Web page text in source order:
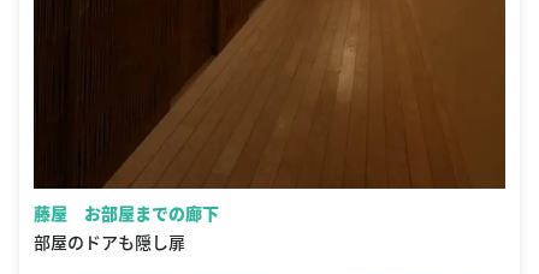
藤屋 お部屋までの廊下
部屋のドアも隠し扉